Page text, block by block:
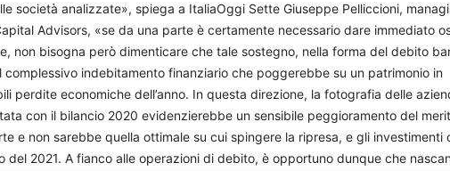
società analizzate», spiega a ItaliaOggi Sette Giuseppe Pelliccioni,
Advisors, «se da una parte è certamente necessario dare immediato
non bisogna però dimenticare che tale sostegno, nella forma del debito
complessivo indebitamento finanziario che poggerebbe su un patrimonio in
perdite economiche dell’anno. In questa direzione, la fotografia delle
con il bilancio 2020 evidenzierebbe un sensibile peggioramento del
e non sarebbe quella ottimale su cui spingere la ripresa, e gli investimenti
del 2021. A fianco alle operazioni di debito, è opportuno dunque che